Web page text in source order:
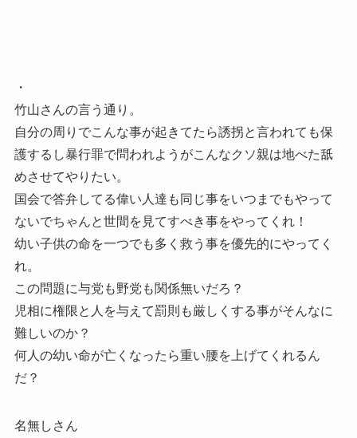
・
竹山さんの言う通り。
自分の周りでこんな事が起きてたら誘拐と言われても保
護するし暴行罪で問われようがこんなクソ親は地べた舐
めさせてやりたい。
国会で答弁してる偉い人達も同じ事をいつまでもやって
ないでちゃんと世間を見てすべき事をやってくれ！
幼い子供の命を一つでも多く救う事を優先的にやってく
れ。
この問題に与党も野党も関係無いだろ？
児相に権限と人を与えて罰則も厳しくする事がそんなに
難しいのか？
何人の幼い命が亡くなったら重い腰を上げてくれるん
だ？
名無しさん